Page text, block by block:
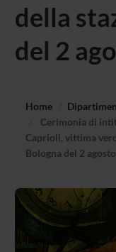
della
del 2
Home
Cerimonia di
Caprioli, vittima
Bologna del 2